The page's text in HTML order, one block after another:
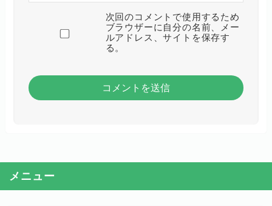
次回のコメントで使用するため
ブラウザーに自分の名前、メー
ルアドレス、サイトを保存す
る。
メニュー